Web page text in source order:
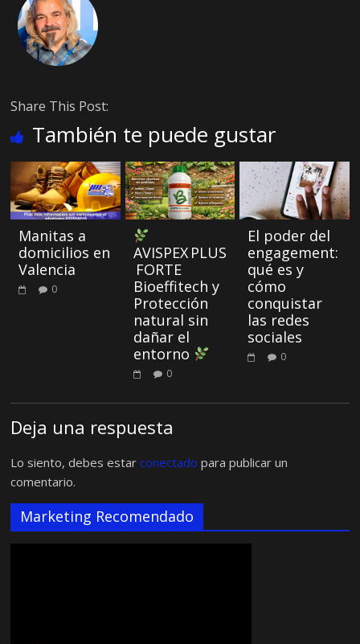
Share This Post:
También te puede gustar
Manitas a
domicilios en
Valencia
0
AVISPEX PLUS
FORTE
Bioeffitech y
Protección
natural sin
dañar el
entorno
0
El poder del
engagement:
qué es y
cómo
conquistar
las redes
sociales
0
Deja una respuesta
Lo siento, debes estarconectado para publicar un
comentario.
Marketing Recomendado